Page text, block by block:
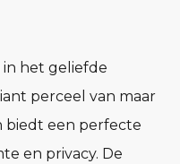
in het geliefde
perceel van maar
biedt een perfecte
en privacy. De